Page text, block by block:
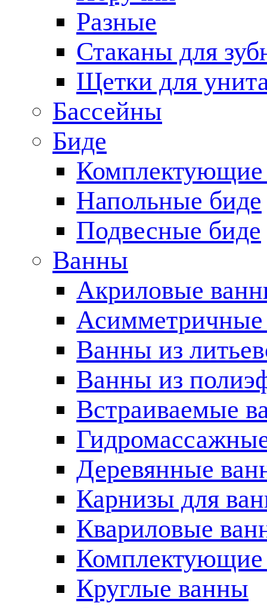
Разные
Стаканы для
Щетки для
Бассейны
Биде
Комплектующие
Напольные биде
Подвесные биде
Ванны
Акриловые
Ванны из
Ванны из
Встраиваемые
Деревянные
Карнизы для
Квариловые
Комплектующие
Круглые ванны